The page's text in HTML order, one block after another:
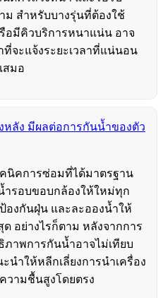
ม สำหรับบางรุ่นที่ต้องใช้
อมีคิวบริการหนาแน่น อาจ
ที่จะแจ้งระยะเวลาที่แน่นอน
สมอ
หลัง มีผลต่อการกันน้ำของตัว
คนิคการซ่อมที่ได้มาตรฐาน
รอบขอบกล้องให้ใหม่ทุก
งกันฝุ่น และละอองน้ำให้
อย่างไรก็ตาม หลังจากการ
าพการกันน้ำอาจไม่เทียบ
ะนำให้หลีกเลี่ยงการนำเครื่อง
วามชื้นสูงโดยตรง